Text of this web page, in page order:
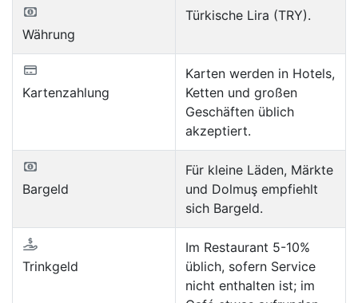
Währung
Türkische Lira (TRY).
Kartenzahlung
Karten werden in Hotels,
Ketten und großen
Geschäften üblich
akzeptiert.
Bargeld
Für kleine Läden, Märkte
und Dolmuş empfiehlt
sich Bargeld.
Trinkgeld
Im Restaurant 5-10%
üblich, sofern Service
nicht enthalten ist; im